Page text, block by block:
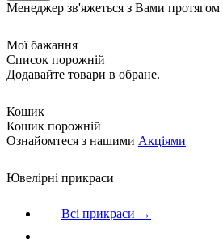
Менеджер зв'яжеться з Вами
Мої бажання
Список порожній
Додавайте товари в обране.
Кошик
Кошик порожній
Ознайомтеся з нашими Акціями
Ювелірні прикраси
Всі прикраси →